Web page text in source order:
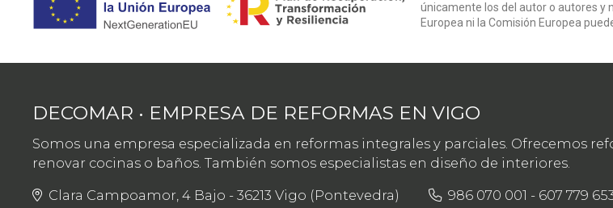
únicamente los del autor o autores y
Europea ni la Comisión Europea
DECOMAR • EMPRESA DE REFORMAS EN VIGO
Somos una empresa especializada en reformas integrales y parciales. Ofrecemos
renovar cocinas o baños. También somos especialistas en diseño de interiores.
Clara Campoamor, 4 Bajo - 36213 Vigo (Pontevedra)
986 070 001 - 607 779